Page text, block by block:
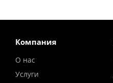
Компания
О нас
Услуги